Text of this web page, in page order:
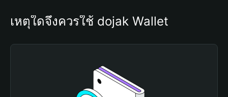
เหตุใดจึงควรใช้ dojak Wallet